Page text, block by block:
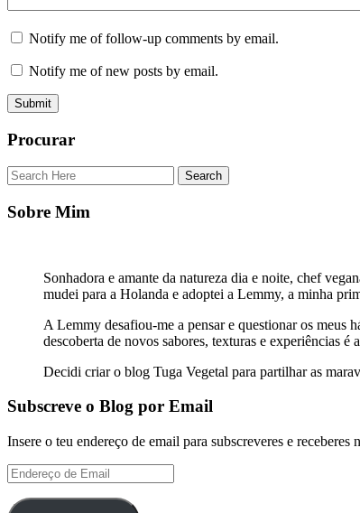
Notify me of follow-up comments by email.
Notify me of new posts by email.
Procurar
Sobre Mim
Sonhadora e amante da natureza dia e noite, chef
mudei para a Holanda e adoptei a Lemmy, a minha
A Lemmy desafiou-me a pensar e questionar os meus
descoberta de novos sabores, texturas e experiências
Decidi criar o blog Tuga Vegetal para partilhar as
Subscreve o Blog por Email
Insere o teu endereço de email para subscreveres e
Endereço
de
Email